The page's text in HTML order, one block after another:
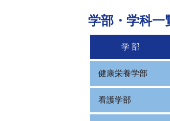
学部・学科一
学 部
健康栄養学部
看護学部